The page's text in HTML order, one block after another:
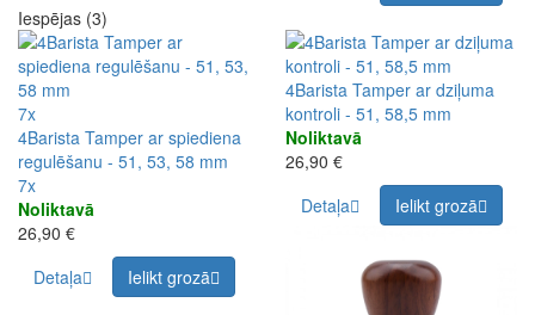
Iespējas (3)
7x
4Barista Tamper ar spiediena
regulēšanu - 51, 53, 58 mm
7x
Noliktavā
26,90 €
Detaļa
Ielikt grozā
4Barista Tamper ar dziļuma
kontroli - 51, 58,5 mm
Noliktavā
26,90 €
Detaļa
Ielikt grozā